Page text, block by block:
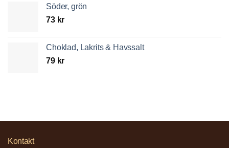
Söder, grön
73 kr
Choklad, Lakrits & Havssalt
79 kr
Kontakt